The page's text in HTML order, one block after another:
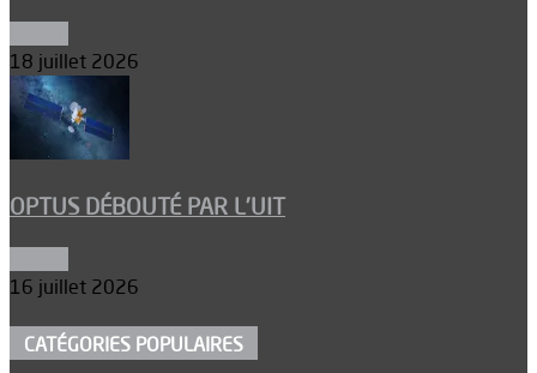
18 juillet 2026
OPTUS DÉBOUTÉ PAR L’UIT
16 juillet 2026
CATÉGORIES POPULAIRES